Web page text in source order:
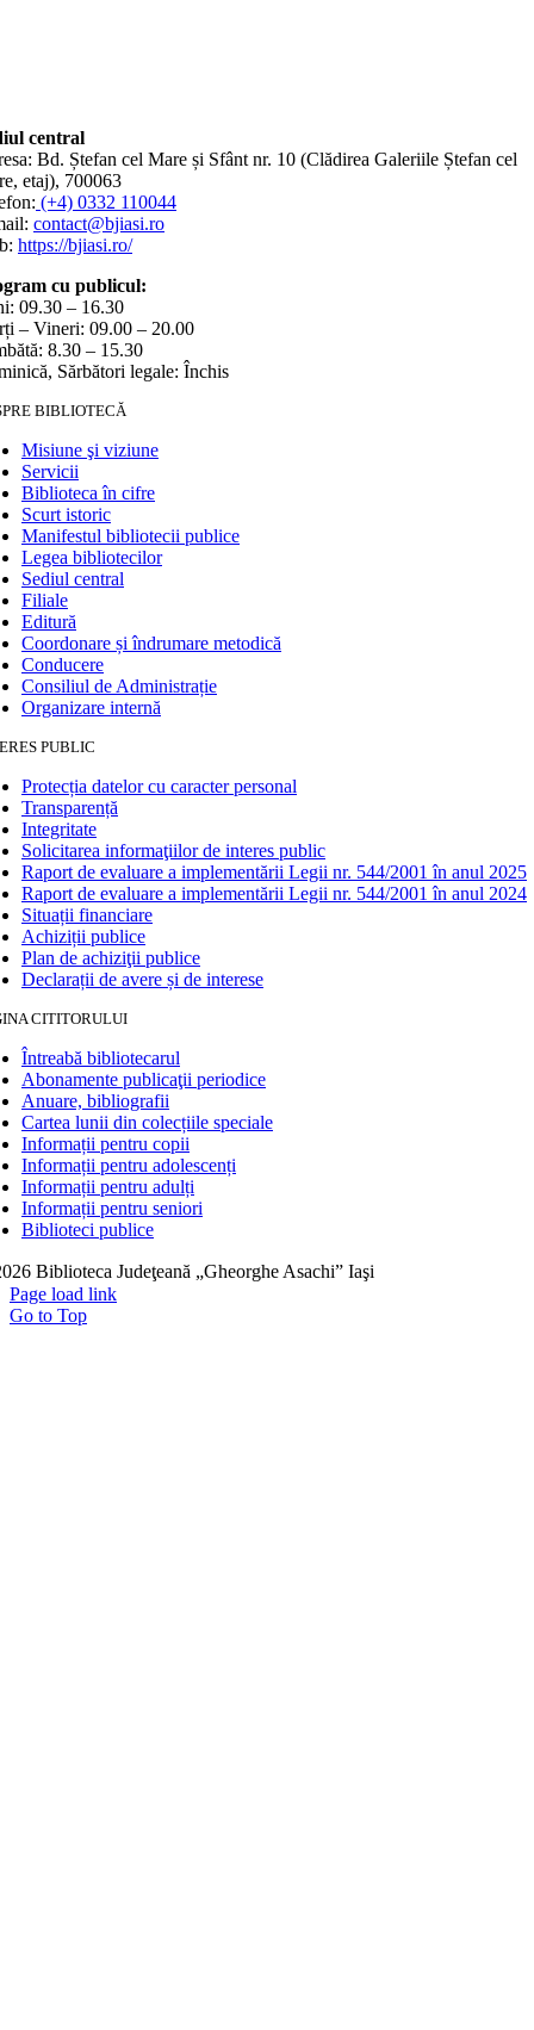
central
Bd. Ștefan cel Mare și Sfânt nr. 10 (Clădirea Galeriile Ștefan cel
etaj), 700063
(+4) 0332 110044
contact@bjiasi.ro
https://bjiasi.ro/
cu publicul:
09.30 – 16.30
– Vineri: 09.00 – 20.00
8.30 – 15.30
Sărbători legale: Închis
BIBLIOTECĂ
Misiune şi viziune
Servicii
Biblioteca în cifre
Scurt istoric
Manifestul bibliotecii publice
Legea bibliotecilor
Sediul central
Filiale
Editură
Coordonare și îndrumare metodică
Conducere
Consiliul de Administrație
Organizare internă
PUBLIC
Protecția datelor cu caracter personal
Transparență
Integritate
Solicitarea informaţiilor de interes public
Raport de evaluare a implementării Legii nr. 544/2001 în anul 2025
Raport de evaluare a implementării Legii nr. 544/2001 în anul 2024
Situații financiare
Achiziții publice
Plan de achiziţii publice
Declarații de avere și de interese
CITITORULUI
Întreabă bibliotecarul
Abonamente publicaţii periodice
Anuare, bibliografii
Cartea lunii din colecțiile speciale
Informații pentru copii
Informații pentru adolescenți
Informații pentru adulți
Informații pentru seniori
Biblioteci publice
Biblioteca Judeţeană „Gheorghe Asachi” Iaşi
Page load link
Go to Top